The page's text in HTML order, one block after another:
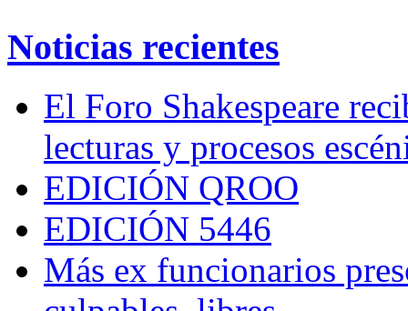
Noticias recientes
El Foro Shakespeare
lecturas y procesos
EDICIÓN QROO
EDICIÓN 5446
Más ex funcionarios